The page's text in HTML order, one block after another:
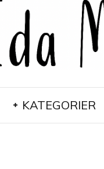
KATEGORIER